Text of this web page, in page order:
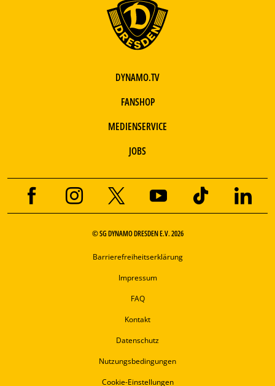
DYNAMO.TV
FANSHOP
MEDIENSERVICE
JOBS
© SG DYNAMO DRESDEN E.V. 2026
Barrierefreiheitserklärung
Impressum
FAQ
Kontakt
Datenschutz
Nutzungsbedingungen
Cookie-Einstellungen